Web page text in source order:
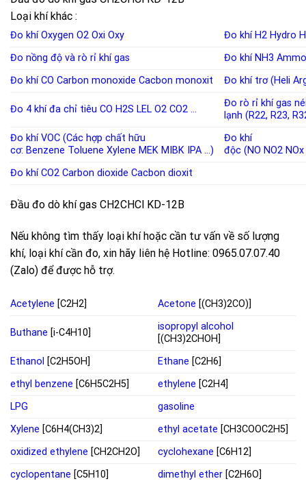
Loại khí khác :
Đo khí Oxygen O2 Oxi Oxy Đo khí H2 Hydro
Đo nồng độ và rò rỉ khí gas Đo khí NH3
Đo khí CO Carbon monoxide Cacbon monoxit Đo khí trơ (Heli
Đo 4 khí đa chỉ tiêu CO H2S LEL O2 CO2 …
Đo rò rỉ khí gas
lạnh (R22, R23,
Đo khí VOC (Các hợp chất hữu
cơ: Benzene Toluene Xylene MEK MIBK IPA …)
Đo khí
độc (NO NO2 NOx
Đo khí CO2 Carbon dioxide Cacbon dioxit
Đầu đo dò khí gas CH2CHCl KD-12B
Nếu không tìm thấy loại khí hoặc cần tư vấn về số lượng
khí, loại khí cần đo, xin hãy liên hệ Hotline: 0965.07.07.40
(Zalo) để được hỗ trợ.
Acetylene [C2H2] Acetone [(CH3)2CO)]
Buthane [i-C4H10]
isopropyl alcohol
[(CH3)2CHOH]
Ethanol [C2H5OH] Ethane [C2H6]
ethyl benzene [C6H5C2H5] ethylene [C2H4]
LPG
gasoline
Xylene [C6H4(CH3)2] ethyl acetate [CH3COOC2H5]
oxidized ethylene [CH2CH2O] cyclohexane [C6H12]
cyclopentane [C5H10] dimethyl ether [C2H6O]